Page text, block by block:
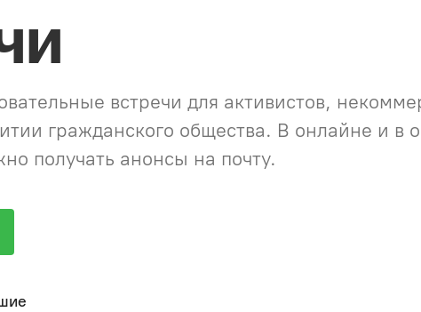
встречи для активистов,
гражданского общества. В онлайне и
получать анонсы на почту.